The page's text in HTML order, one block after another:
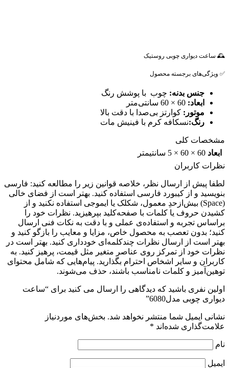
🕰️ ساعت دیواری چوبی روستیک
✅ ویژگی‌های برجسته محصول
جنس بدنه: چوب با پوشش رنگ
ابعاد:
موتور: کوارتز بی‌صدا با دقت بالا
رنگ:نسکافه کرم با فینیش مات
مشخصات کلی
ابعاد 60 × 60 × 5 سانتیمتر
نظرات کاربران
لطفا پیش از ارسال نظر، خلاصه قوانین زیر را مطالعه کنید: فارسی
بنویسید و از کیبورد فارسی استفاده کنید. بهتر است از فضای خالی
(Space) بیش‌از‌حدِ معمول، شکلک یا ایموجی استفاده نکنید و از
کشیدن حروف یا کلمات با صفحه‌کلید بپرهیزید. نظرات خود را
براساس تجربه و استفاده‌ی عملی و با دقت به نکات فنی ارسال
کنید؛ بدون تعصب به محصول خاص، مزایا و معایب را بازگو کنید و
بهتر است از ارسال نظرات چندکلمه‌‌ای خودداری کنید. بهتر است در
نظرات خود از تمرکز روی عناصر متغیر مثل قیمت، پرهیز کنید. به
کاربران و سایر اشخاص احترام بگذارید. پیام‌هایی که شامل محتوای
توهین‌آمیز و کلمات نامناسب باشند، حذف می‌شوند.
اولین نفری باشید که دیدگاهی را ارسال می کنید برای “ساعت
دیواری چوبی مدل6080”
نشانی ایمیل شما منتشر نخواهد شد. بخش‌های موردنیاز
علامت‌گذاری شده‌اند *
نام
ایمیل